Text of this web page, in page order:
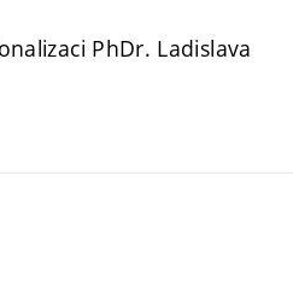
PhDr. Ladislava